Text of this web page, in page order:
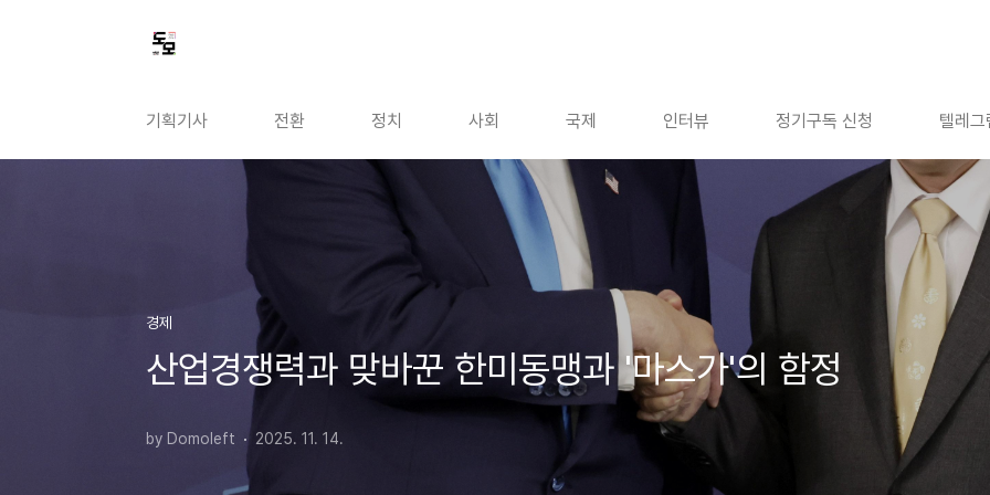
기획기사 전환 정치 사회 국제 인터뷰 정기구독 신청 텔레
경제
산업경쟁력과 맞바꾼 한미동맹과 '마스가'의 함정
by Domoleft 2025. 11. 14.